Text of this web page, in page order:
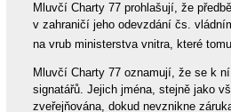
Mluvčí Charty 77 prohlašují, že
v zahraničí jeho odevzdání čs.
na vrub ministerstva vnitra, které
Mluvčí Charty 77 oznamují, že se k
signatářů. Jejich jména, stejně jako
zveřejňována, dokud nevznikne